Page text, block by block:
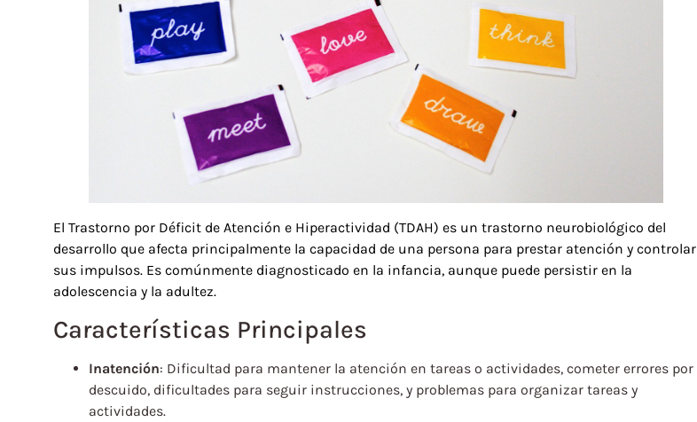
El Trastorno por Déficit de Atención e Hiperactividad (TDAH) es un trastorno neurobiológico del
desarrollo que afecta principalmente la capacidad de una persona para prestar atención y controlar
sus impulsos. Es comúnmente diagnosticado en la infancia, aunque puede persistir en la
adolescencia y la adultez.
Características Principales
Inatención: Dificultad para mantener la atención en tareas o actividades, cometer errores por
descuido, dificultades para seguir instrucciones, y problemas para organizar tareas y
actividades.